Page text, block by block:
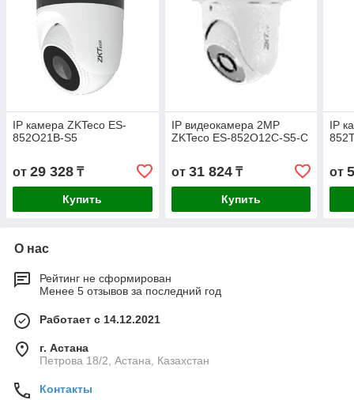
IP камера ZKTeco ES-
852O21B-S5
от 29 328 ₸
Купить
IP видеокамера 2MP
ZKTeco ES-852O12C-S5-C
от 31 824₸
Купить
IP
от
О нас
Рейтинг не сформирован
Менее 5 отзывов за последний год
Работает с 14.12.2021
г. Астана
Петрова 18/2, Астана, Казахстан
Контакты